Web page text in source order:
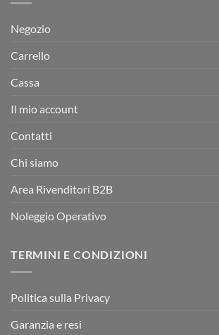
Negozio
Carrello
Cassa
Il mio account
Contatti
Chi siamo
Area Rivenditori B2B
Noleggio Operativo
TERMINI E CONDIZIONI
Politica sulla Privacy
Garanzia e resi